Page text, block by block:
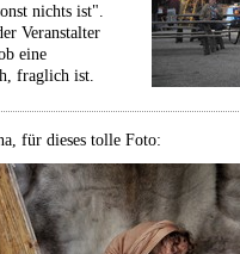
nichts ist".
Veranstalter
eine
fraglich ist.
für dieses tolle Foto: